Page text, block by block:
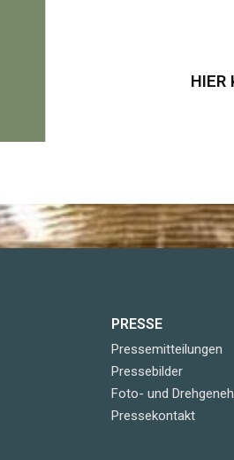
HIER
PRESSE
Pressemitteilungen
Pressebilder
Foto- und
Pressekontakt